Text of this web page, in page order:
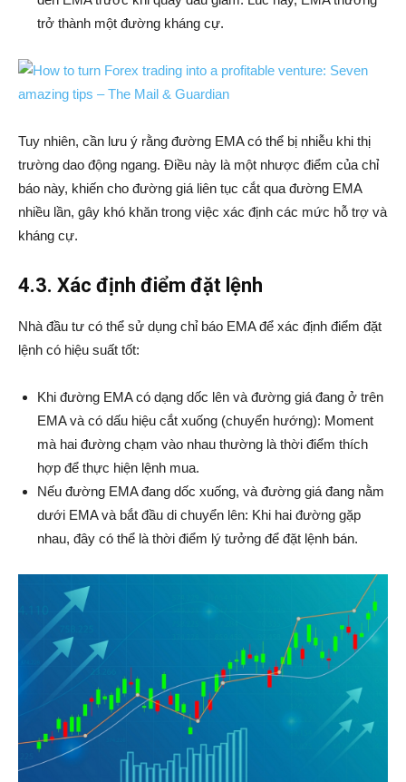
trở thành một đường kháng cự.
Tuy nhiên, cần lưu ý rằng đường EMA có thể bị nhiễu khi thị
trường dao động ngang. Điều này là một nhược điểm của chỉ
báo này, khiến cho đường giá liên tục cắt qua đường EMA
nhiều lần, gây khó khăn trong việc xác định các mức hỗ trợ và
kháng cự.
4.3. Xác định điểm đặt lệnh
Nhà đầu tư có thể sử dụng chỉ báo EMA để xác định điểm đặt
lệnh có hiệu suất tốt:
Khi đường EMA có dạng dốc lên và đường giá đang ở trên
EMA và có dấu hiệu cắt xuống (chuyển hướng): Moment
mà hai đường chạm vào nhau thường là thời điểm thích
hợp để thực hiện lệnh mua.
Nếu đường EMA đang dốc xuống, và đường giá đang nằm
dưới EMA và bắt đầu di chuyển lên: Khi hai đường gặp
nhau, đây có thể là thời điểm lý tưởng để đặt lệnh bán.